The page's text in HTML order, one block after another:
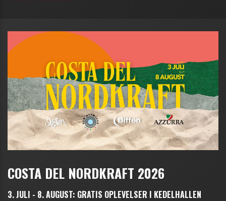
COSTA DEL NORDKRAFT 2026
3. JULI - 8. AUGUST: GRATIS OPLEVELSER I KEDELHALLEN